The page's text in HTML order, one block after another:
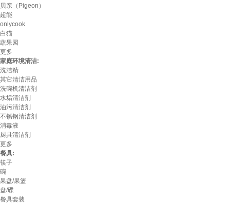
贝亲（Pigeon）
超能
onlycook
白猫
蔬果园
更多
家庭环境清洁:
洗洁精
其它清洁用品
洗碗机清洁剂
水垢清洁剂
油污清洁剂
不锈钢清洁剂
消毒液
厨具清洁剂
更多
餐具:
筷子
碗
果盘/果篮
盘/碟
餐具套装